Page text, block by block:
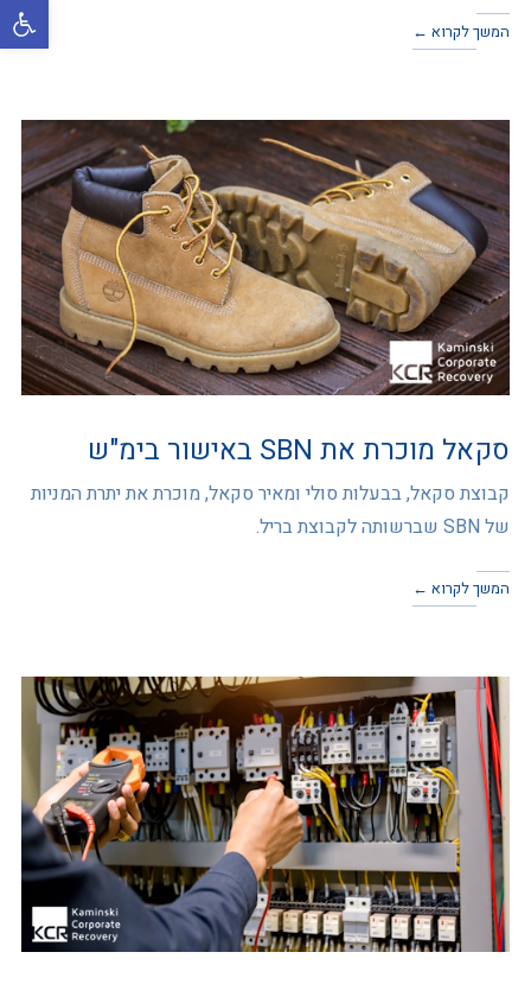
פתח
המשך לקרוא ←
סקאל מוכרת את SBN באישור בימ"ש
קבוצת סקאל, בבעלות סולי ומאיר סקאל, מוכרת את יתרת המניות
של SBN שברשותה לקבוצת בריל.
המשך לקרוא ←